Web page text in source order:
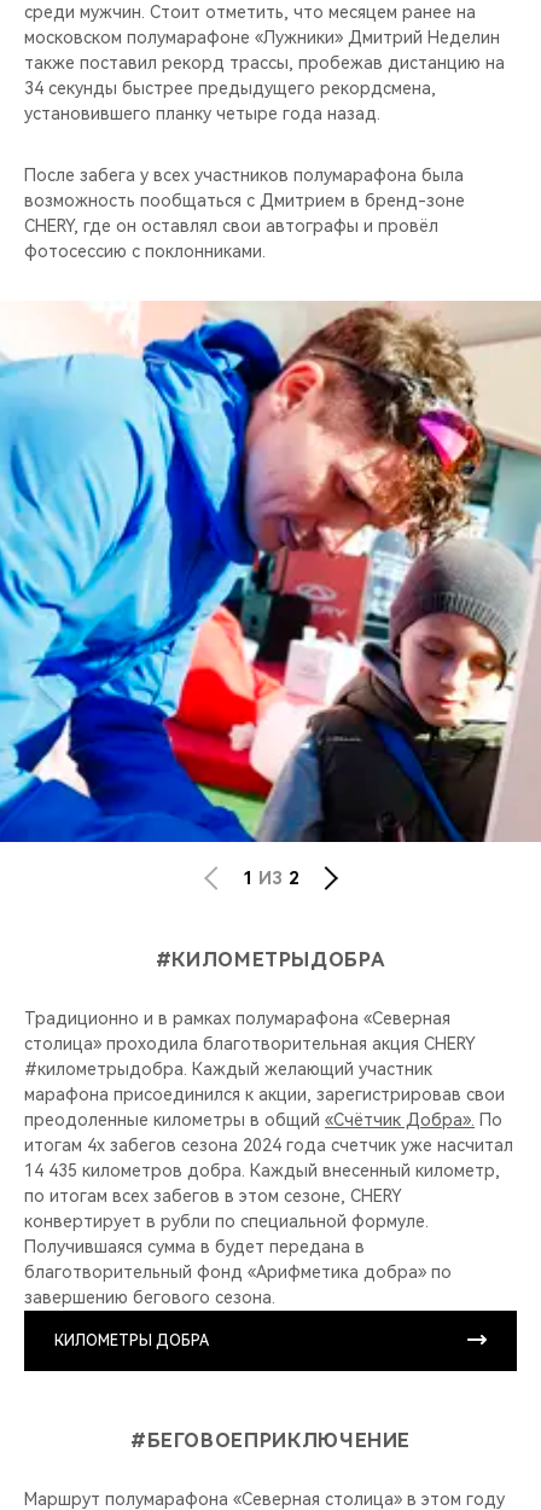
среди мужчин. Стоит отметить, что месяцем ранее на
московском полумарафоне «Лужники» Дмитрий Неделин
также поставил рекорд трассы, пробежав дистанцию на
34 секунды быстрее предыдущего рекордсмена,
установившего планку четыре года назад.
После забега у всех участников полумарафона была
возможность пообщаться с Дмитрием в бренд-зоне
CHERY, где он оставлял свои автографы и провёл
фотосессию с поклонниками.
1 ИЗ 2
#КИЛОМЕТРЫДОБРА
Традиционно и в рамках полумарафона «Северная
столица» проходила благотворительная акция CHERY
#километрыдобра. Каждый желающий участник
марафона присоединился к акции, зарегистрировав свои
преодоленные километры в общий «Счётчик Добра». По
итогам 4х забегов сезона 2024 года счетчик уже насчитал
14 435 километров добра. Каждый внесенный километр,
по итогам всех забегов в этом сезоне, CHERY
конвертирует в рубли по специальной формуле.
Получившаяся сумма в будет передана в
благотворительный фонд «Арифметика добра» по
завершению бегового сезона.
КИЛОМЕТРЫ ДОБРА
#БЕГОВОЕПРИКЛЮЧЕНИЕ
Маршрут полумарафона «Северная столица» в этом году